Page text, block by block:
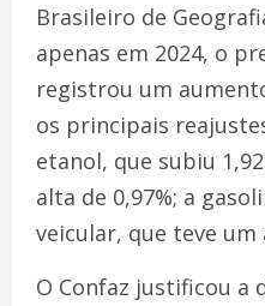
Brasileiro de
apenas em 2024, o
registrou um
os principais
etanol, que subiu
alta de 0,97%; a
veicular, que teve um
O Confaz justificou a